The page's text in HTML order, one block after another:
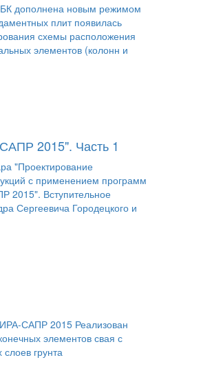
дополнена новым режимом
плит появилась
схемы расположения
элементов (колонн и
2015". Часть 1
"Проектирование
с применением программ
2015". Вступительное
Сергеевича Городецкого и
САПР 2015 Реализован
элементов свая с
грунта